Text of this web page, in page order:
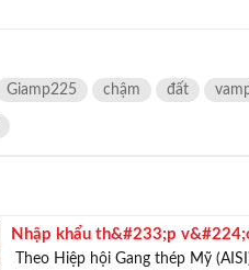
Giamp225 chậm đất
Nhập khẩu th&#233;p
Theo Hiệp hội Gang thép Mỹ